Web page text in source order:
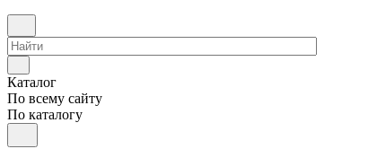
Каталог
По всему сайту
По каталогу